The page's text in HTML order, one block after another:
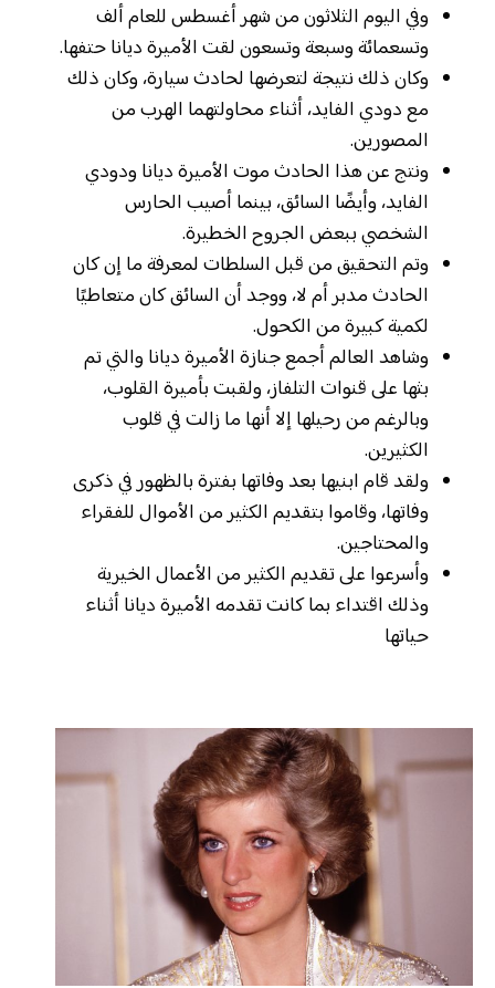
وفي اليوم الثلاثون من شهر أغسطس للعام ألف
وتسعمائة وسبعة وتسعون لقت الأميرة ديانا حتفها.
وكان ذلك نتيجة لتعرضها لحادث سيارة، وكان ذلك
مع دودي الفايد، أثناء محاولتهما الهرب من
المصورين.
ونتج عن هذا الحادث موت الأميرة ديانا ودودي
الفايد، وأيضًا السائق، بينما أصيب الحارس
الشخصي ببعض الجروح الخطيرة.
وتم التحقيق من قبل السلطات لمعرفة ما إن كان
الحادث مدبر أم لا، ووجد أن السائق كان متعاطيًا
لكمية كبيرة من الكحول.
وشاهد العالم أجمع جنازة الأميرة ديانا والتي تم
بثها على قنوات التلفاز، ولقبت بأميرة القلوب،
وبالرغم من رحيلها إلا أنها ما زالت في قلوب
الكثيرين.
ولقد قام ابنيها بعد وفاتها بفترة بالظهور في ذكرى
وفاتها، وقاموا بتقديم الكثير من الأموال للفقراء
والمحتاجين.
وأسرعوا على تقديم الكثير من الأعمال الخيرية
وذلك اقتداء بما كانت تقدمه الأميرة ديانا أثناء
حياتها